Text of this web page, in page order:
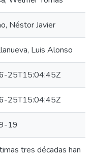
Néstor Javier
Luis Alonso
25T15:04:45Z
25T15:04:45Z
19
tres décadas han